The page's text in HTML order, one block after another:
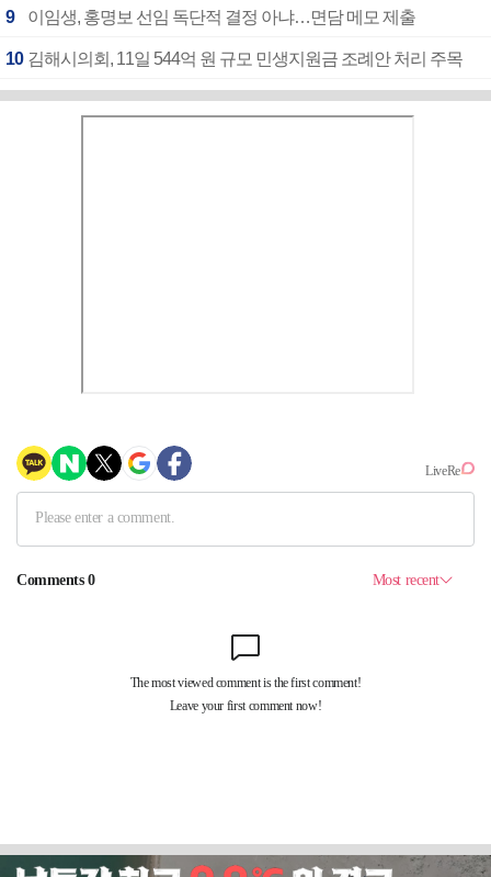
9 이임생, 홍명보 선임 독단적 결정 아냐…면담 메모 제출
10 김해시의회, 11일 544억 원 규모 민생지원금 조례안 처리 주목